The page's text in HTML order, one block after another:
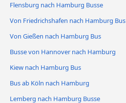
Flensburg nach Hamburg Busse
Von Friedrichshafen nach Hamburg Bus
Von Gießen nach Hamburg Bus
Busse von Hannover nach Hamburg
Kiew nach Hamburg Bus
Bus ab Köln nach Hamburg
Lemberg nach Hamburg Busse